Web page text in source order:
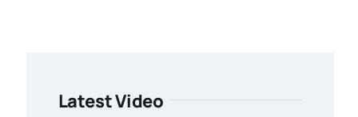
Latest Video